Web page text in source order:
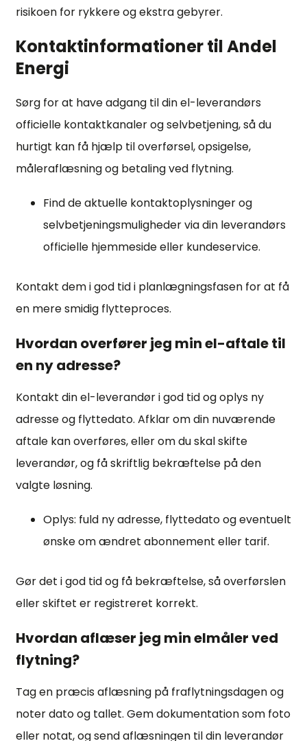
risikoen for rykkere og ekstra gebyrer.
Kontaktinformationer til Andel
Energi
Sørg for at have adgang til din el-leverandørs
officielle kontaktkanaler og selvbetjening, så du
hurtigt kan få hjælp til overførsel, opsigelse,
måleraflæsning og betaling ved flytning.
Find de aktuelle kontaktoplysninger og
selvbetjeningsmuligheder via din leverandørs
officielle hjemmeside eller kundeservice.
Kontakt dem i god tid i planlægningsfasen for at få
en mere smidig flytteproces.
Hvordan overfører jeg min el-aftale til
en ny adresse?
Kontakt din el-leverandør i god tid og oplys ny
adresse og flyttedato. Afklar om din nuværende
aftale kan overføres, eller om du skal skifte
leverandør, og få skriftlig bekræftelse på den
valgte løsning.
Oplys: fuld ny adresse, flyttedato og eventuelt
ønske om ændret abonnement eller tarif.
Gør det i god tid og få bekræftelse, så overførslen
eller skiftet er registreret korrekt.
Hvordan aflæser jeg min elmåler ved
flytning?
Tag en præcis aflæsning på fraflytningsdagen og
noter dato og tallet. Gem dokumentation som foto
eller notat, og send aflæsningen til din leverandør